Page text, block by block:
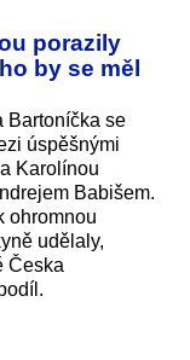
porazily
by se měl
Bartoníčka se
úspěšnými
Karolínou
Babišem.
ohromnou
udělaly,
Česka